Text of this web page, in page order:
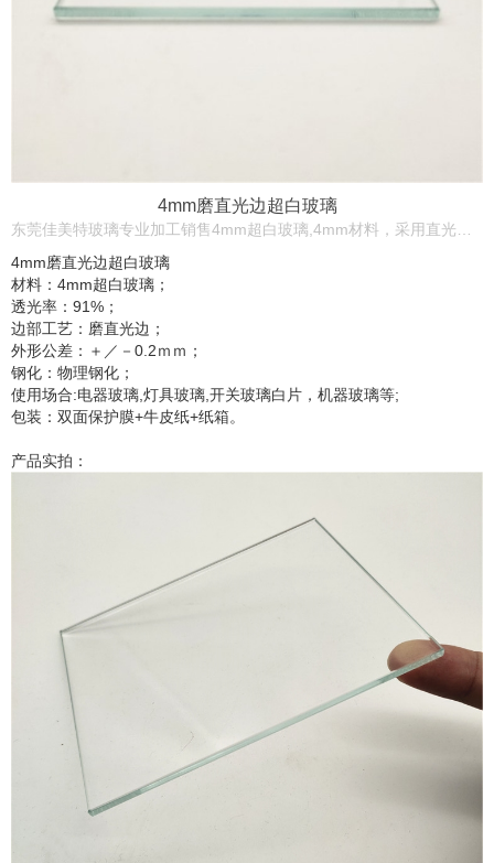
4mm磨直光边超白玻璃
4mm磨直光边超白玻璃
材料：4mm超白玻璃；
透光率：91%；
边部工艺：磨直光边；
外形公差：＋／－0.2ｍｍ；
钢化：物理钢化；
使用场合:电器玻璃,灯具玻璃,开关玻璃白片，机器玻璃等;
包装：双面保护膜+牛皮纸+纸箱。
产品实拍：